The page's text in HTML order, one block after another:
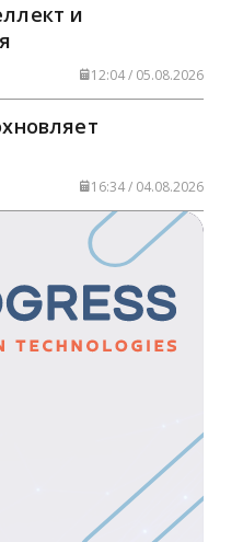
и
12:04 / 05.08.2026
16:34 / 04.08.2026